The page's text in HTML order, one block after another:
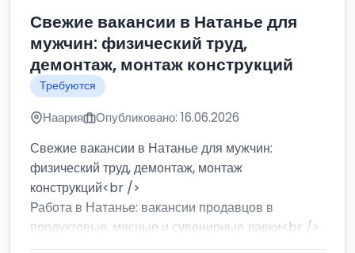
Свежие вакансии в Натанье для
мужчин: физический труд,
демонтаж, монтаж конструкций
Требуются
Наария Опубликовано: 16.06.2026
Свежие вакансии в Натанье для мужчин:
физический труд, демонтаж, монтаж
конструкций<br />
Работа в Натанье: вакансии продавцов в
продуктовые, мясные и сувенирные лавки<br />
Разнорабочий на сборку м...